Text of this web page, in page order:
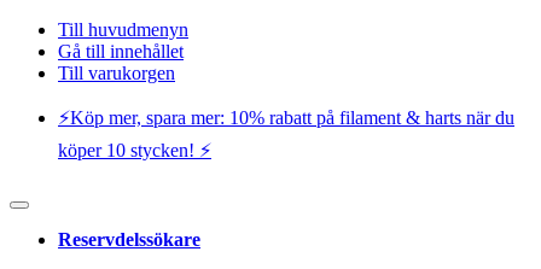
Till huvudmenyn
Gå till innehållet
Till varukorgen
⚡️Köp mer, spara mer: 10% rabatt på filament & harts när du
köper 10 stycken! ⚡️
Reservdelssökare